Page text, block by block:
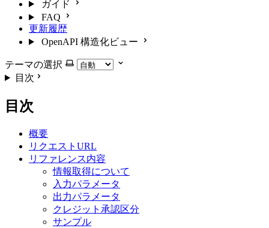
ガイド
FAQ
更新履歴
OpenAPI 構造化ビュー
テーマの選択
目次
目次
概要
リクエストURL
リファレンス内容
情報取得について
入力パラメータ
出力パラメータ
クレジット承認区分
サンプル